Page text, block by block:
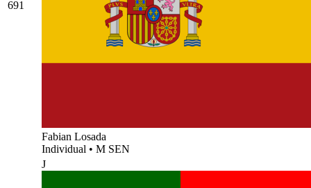
691
Fabian Losada
Individual • M SEN
J